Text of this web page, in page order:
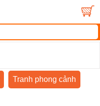
Tranh phong cảnh